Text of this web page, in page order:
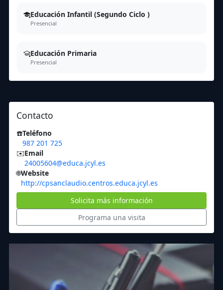
Educación Infantil (Segundo Ciclo )
Presencial
Educación Primaria
Presencial
Contacto
☎️Teléfono
987 201 725
✉️Email
24005604@educa.jcyl.es
🌐Website
http://cpsanclaudio.centros.educa.jcyl.es
Solicita más información
Programa una visita